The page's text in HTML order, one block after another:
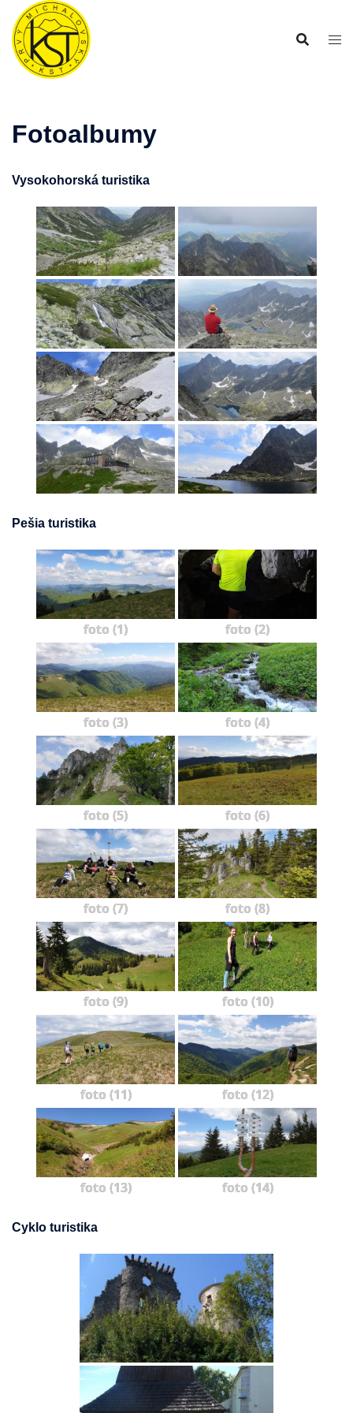
Preskočiť
obsah
Fotoalbumy
Vysokohorská turistika
Pešia turistika
foto (1) foto (2)
foto (3) foto (4)
foto (5) foto (6)
foto (7) foto (8)
foto (9) foto (10)
foto (11) foto (12)
foto (13) foto (14)
Cyklo turistika